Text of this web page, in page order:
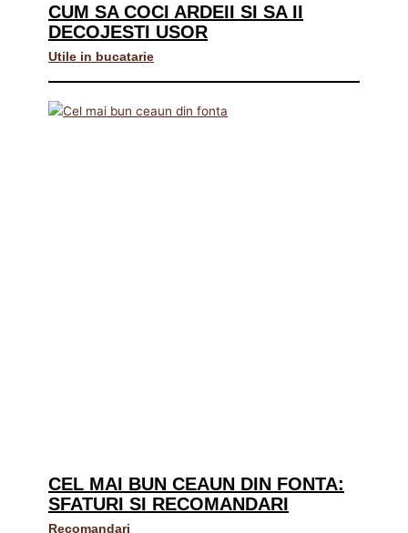
CUM SA COCI ARDEII SI SA II
DECOJESTI USOR
Utile in bucatarie
CEL MAI BUN CEAUN DIN FONTA:
SFATURI SI RECOMANDARI
Recomandari